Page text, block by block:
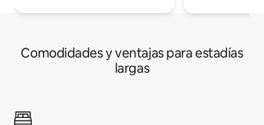
Comodidades y ventajas para estadías
largas